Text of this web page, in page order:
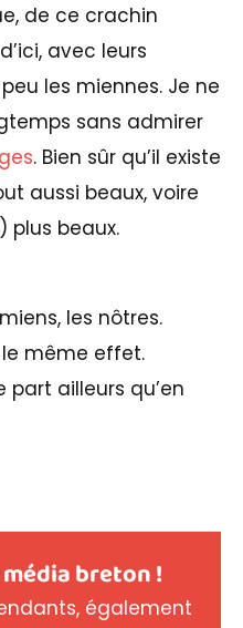
de ce crachin
avec leurs
les miennes. Je ne
sans admirer
. Bien sûr qu’il existe
aussi beaux, voire
plus beaux.
les nôtres.
même effet.
part ailleurs qu’en
breton !
également